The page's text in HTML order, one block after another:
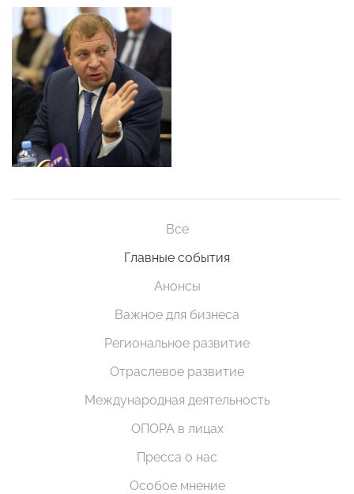
Все
Главные события
Анонсы
Важное для бизнеса
Региональное развитие
Отраслевое развитие
Международная деятельность
ОПОРА в лицах
Пресса о нас
Особое мнение